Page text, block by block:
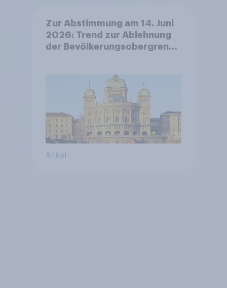
Zur Abstimmung am 14. Juni
2026: Trend zur Ablehnung
der Bevölkerungsobergrenze
Zivildienstgesetz sinken
Artikel